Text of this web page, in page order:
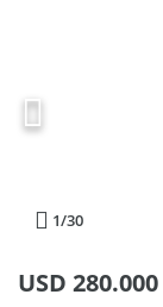
1/30
USD 280.000